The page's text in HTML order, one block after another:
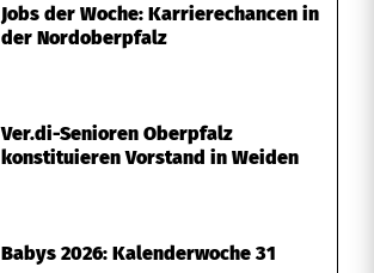
Jobs der Woche: Karrierechancen in
der Nordoberpfalz
Ver.di-Senioren Oberpfalz
konstituieren Vorstand in Weiden
Babys 2026: Kalenderwoche 31